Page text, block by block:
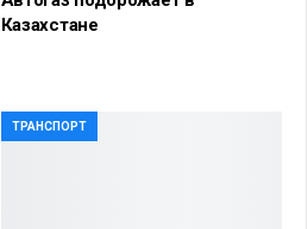
Казахстане
ТРАНСПОРТ